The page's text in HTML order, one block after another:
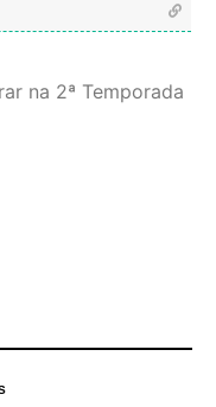
na 2ª Temporada